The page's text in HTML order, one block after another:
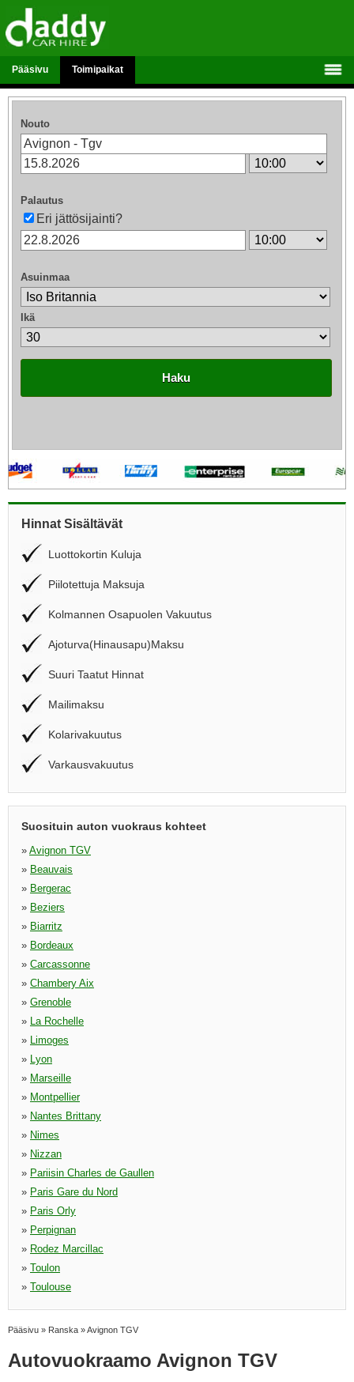
Pääsivu Toimipaikat
Nouto
Palautus
Eri jättösijainti?
Asuinmaa
Ikä
Haku
Hinnat Sisältävät
Luottokortin Kuluja
Piilotettuja Maksuja
Kolmannen Osapuolen Vakuutus
Ajoturva(Hinausapu)Maksu
Suuri Taatut Hinnat
Mailimaksu
Kolarivakuutus
Varkausvakuutus
Suosituin auton vuokraus kohteet
» Avignon TGV
» Beauvais
» Bergerac
» Beziers
» Biarritz
» Bordeaux
» Carcassonne
» Chambery Aix
» Grenoble
» La Rochelle
» Limoges
» Lyon
» Marseille
» Montpellier
» Nantes Brittany
» Nimes
» Nizzan
» Pariisin Charles de Gaullen
» Paris Gare du Nord
» Paris Orly
» Perpignan
» Rodez Marcillac
» Toulon
» Toulouse
Pääsivu » Ranska »Avignon TGV
Autovuokraamo Avignon TGV